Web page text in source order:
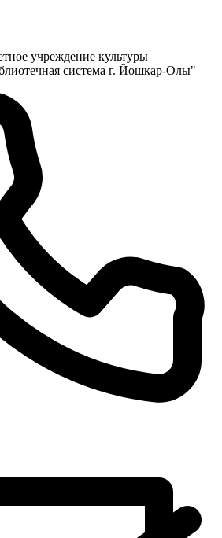
учреждение культуры
система г. Йошкар-Олы"